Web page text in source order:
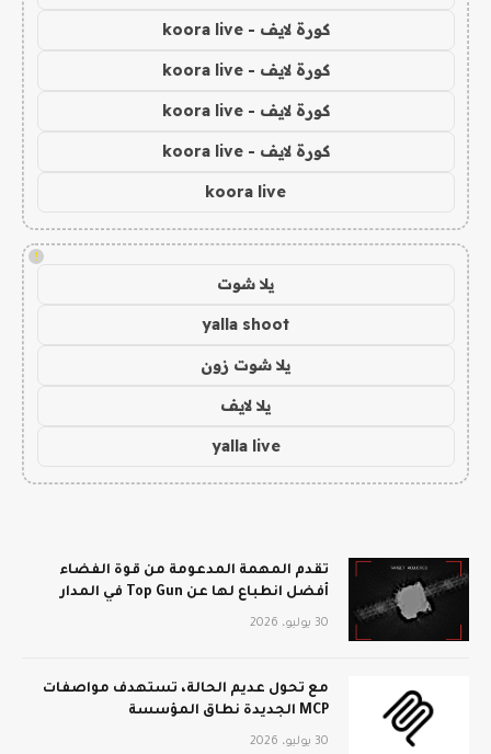
كورة لايف - koora live
كورة لايف - koora live
كورة لايف - koora live
كورة لايف - koora live
koora live
!
يلا شوت
yalla shoot
يلا شوت زون
يلا لايف
yalla live
تقدم المهمة المدعومة من قوة الفضاء
أفضل انطباع لها عن Top Gun في المدار
30 يوليو، 2026
مع تحول عديم الحالة، تستهدف مواصفات
MCP الجديدة نطاق المؤسسة
30 يوليو، 2026